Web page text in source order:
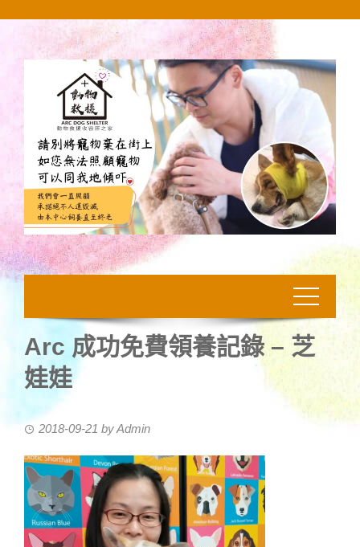
Arc 成功免費領養記錄 – 芝
娃娃
2018-09-21 byAdmin